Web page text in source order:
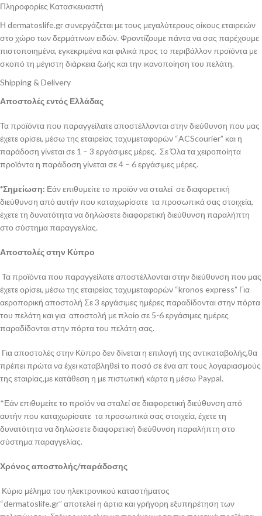
Πληροφορίες Κατασκευαστή
Η dermatoslife.gr συνεργάζεται με τους μεγαλύτερους οίκους εταιρειών
στο χώρο των δερμάτινων ειδών. Φροντίζουμε πάντα να σας παρέχουμε
πιστοποιημένα, εγκεκριμένα και φιλικά προς το περιβάλλον προϊόντα με
σκοπό τη μέγιστη διάρκεια ζωής και την ικανοποίηση του πελάτη.
Shipping & Delivery
Αποστολές εντός Ελλάδας
Τα προϊόντα που παραγγείλατε αποστέλλονται στην διεύθυνση που μας
έχετε ορίσει, μέσω της εταιρείας ταχυμεταφορών “ACScourier” και η
παράδοση γίνεται σε 1 – 3 εργάσιμες μέρες. Σε Όλα τα χειροποίητα
προϊόντα η παράδοση γίνεται σε 4 – 6 εργάσιμες μέρες.
*Σημείωση: Εάν επιθυμείτε το προϊόν να σταλεί σε διαφορετική
διεύθυνση από αυτήν που καταχωρίσατε τα προσωπικά σας στοιχεία,
έχετε τη δυνατότητα να δηλώσετε διαφορετική διεύθυνση παραλήπτη
στο σύστημα παραγγελίας.
Αποστολές στην Κύπρο
Τα προϊόντα που παραγγείλατε αποστέλλονται στην διεύθυνση που μας
έχετε ορίσει, μέσω της εταιρείας ταχυμεταφορών “kronos express” Για
αεροπορική αποστολή Σε 3 εργάσιμες ημέρες παραδίδονται στην πόρτα
του πελάτη και για αποστολή με πλοίο σε 5-6 εργάσιμες ημέρες
παραδίδονται στην πόρτα του πελάτη σας.
Για αποστολές στην Κύπρο δεν δίνεται η επιλογή της αντικαταβολής,θα
πρέπει πρώτα να έχει καταβληθεί το ποσό σε ένα απ τους λογαριασμούς
της εταιρίας,με κατάθεση η με πιστωτική κάρτα η μέσω Paypal.
*Εάν επιθυμείτε το προϊόν να σταλεί σε διαφορετική διεύθυνση από
αυτήν που καταχωρίσατε τα προσωπικά σας στοιχεία, έχετε τη
δυνατότητα να δηλώσετε διαφορετική διεύθυνση παραλήπτη στο
σύστημα παραγγελίας.
Χρόνος αποστολής/παράδοσης
Κύριο μέλημα του ηλεκτρονικού καταστήματος
“dermatoslife.gr” αποτελεί η άρτια και γρήγορη εξυπηρέτηση των